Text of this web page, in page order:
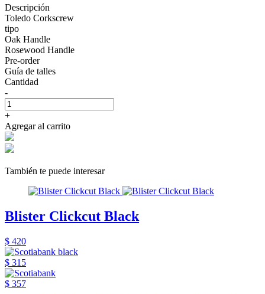
Descripción
Toledo Corkscrew
tipo
Oak Handle
Rosewood Handle
Pre-order
Guía de talles
Cantidad
-
+
Agregar al carrito
También te puede interesar
Blister Clickcut Black
$ 420
$ 315
$ 357